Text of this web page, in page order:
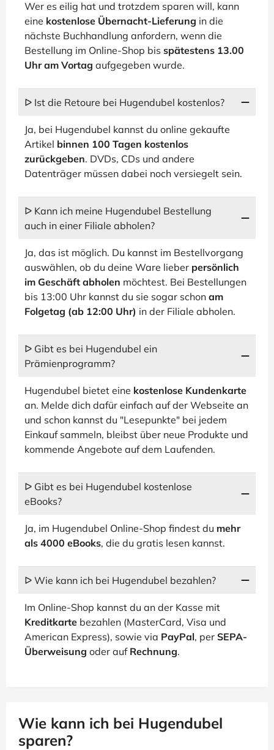
Wer es eilig hat und trotzdem sparen will, kann
eine kostenlose Übernacht-Lieferung in die
nächste Buchhandlung anfordern, wenn die
Bestellung im Online-Shop bis spätestens 13.00
Uhr am Vortag aufgegeben wurde.
ᐅ Ist die Retoure bei Hugendubel kostenlos?
Ja, bei Hugendubel kannst du online gekaufte
Artikel binnen 100 Tagen kostenlos
zurückgeben. DVDs, CDs und andere
Datenträger müssen dabei noch versiegelt sein.
ᐅ Kann ich meine Hugendubel Bestellung
auch in einer Filiale abholen?
Ja, das ist möglich. Du kannst im Bestellvorgang
auswählen, ob du deine Ware lieber persönlich
im Geschäft abholen möchtest. Bei Bestellungen
bis 13:00 Uhr kannst du sie sogar schon am
Folgetag (ab 12:00 Uhr) in der Filiale abholen.
ᐅ Gibt es bei Hugendubel ein
Prämienprogramm?
Hugendubel bietet eine kostenlose Kundenkarte
an. Melde dich dafür einfach auf der Webseite an
und schon kannst du "Lesepunkte" bei jedem
Einkauf sammeln, bleibst über neue Produkte und
kommende Angebote auf dem Laufenden.
ᐅ Gibt es bei Hugendubel kostenlose
eBooks?
Ja, im Hugendubel Online-Shop findest du mehr
als 4000 eBooks, die du gratis lesen kannst.
ᐅ Wie kann ich bei Hugendubel bezahlen?
Im Online-Shop kannst du an der Kasse mit
Kreditkarte bezahlen (MasterCard, Visa und
American Express), sowie via PayPal, per SEPA-
Überweisung oder auf Rechnung.
Wie kann ich bei Hugendubel
sparen?